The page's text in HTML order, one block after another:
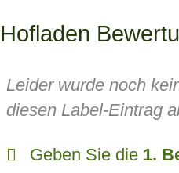
Hofladen
Leider wurde noch
diesen Label-Eintrag
Geben Sie die 1.